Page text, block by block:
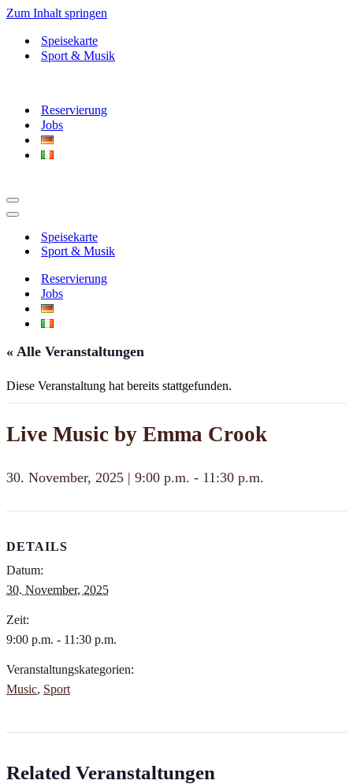
Zum Inhalt springen
Speisekarte
Sport & Musik
Reservierung
Jobs
Navigationsmenü
Navigationsmenü
Speisekarte
Sport & Musik
Reservierung
Jobs
« Alle Veranstaltungen
Diese Veranstaltung hat bereits stattgefunden.
Live Music by Emma Crook
30. November, 2025 | 9:00 p.m. - 11:30 p.m.
DETAILS
Datum:
30. November, 2025
Zeit:
9:00 p.m. - 11:30 p.m.
Veranstaltungskategorien:
Music, Sport
Related Veranstaltungen